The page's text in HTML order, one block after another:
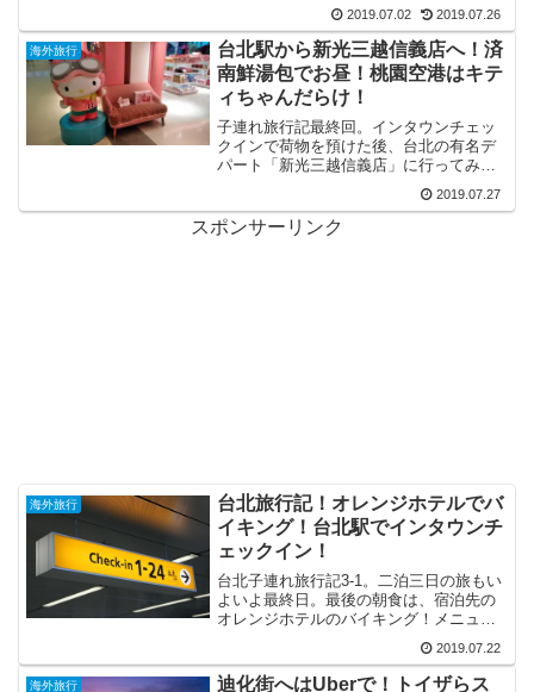
2019.07.02 2019.07.26
海外旅行
台北駅から新光三越信義店へ！済
南鮮湯包でお昼！桃園空港はキテ
ィちゃんだらけ！
子連れ旅行記最終回。インタウンチェッ
クインで荷物を預けた後、台北の有名デ
パート「新光三越信義店」に行ってみ
たら「濟南鮮湯包」でお昼！旅の最後は
桃園空港で「キティちゃん」尽くし！
2019.07.27
スポンサーリンク
海外旅行
台北旅行記！オレンジホテルでバ
イキング！台北駅でインタウンチ
ェックイン！
台北子連れ旅行記3-1。二泊三日の旅もい
よいよ最終日。最後の朝食は、宿泊先の
オレンジホテルのバイキング！メニュー
台北駅でとても便利なインタウンチェッ
クインを初体験！感想は？本当に便利？
2019.07.22
海外旅行
迪化街へはUberで！トイザらス